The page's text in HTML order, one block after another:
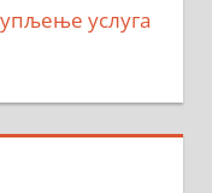
услуга